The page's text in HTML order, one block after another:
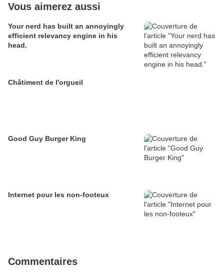
Vous aimerez aussi
Your nerd has built an annoyingly
efficient relevancy engine in his
head.
Châtiment de l'orgueil
Good Guy Burger King
Internet pour les non-footeux
Commentaires